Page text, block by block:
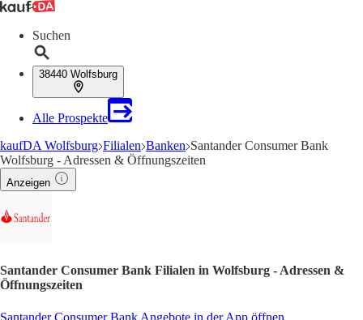
Suchen
38440 Wolfsburg
Alle Prospekte
kaufDA Wolfsburg Filialen Banken Santander Consumer Bank
Wolfsburg - Adressen & Öffnungszeiten
Anzeigen
Santander Consumer Bank Filialen in Wolfsburg - Adressen &
Öffnungszeiten
Santander Consumer Bank Angebote in der App öffnen